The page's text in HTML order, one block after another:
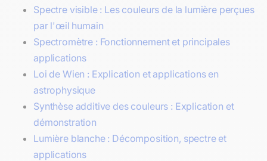
Spectre visible : Les couleurs de la lumière perçues
par l'œil humain
Spectromètre : Fonctionnement et principales
applications
Loi de Wien : Explication et applications en
astrophysique
Synthèse additive des couleurs : Explication et
démonstration
Lumière blanche : Décomposition, spectre et
applications